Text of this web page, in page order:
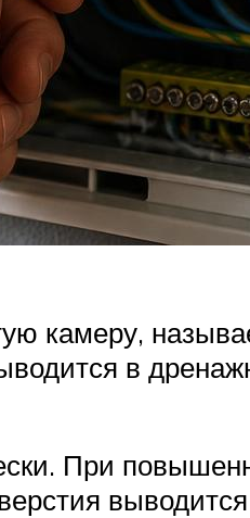
камеру,
в
При